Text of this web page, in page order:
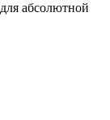
абсолютной